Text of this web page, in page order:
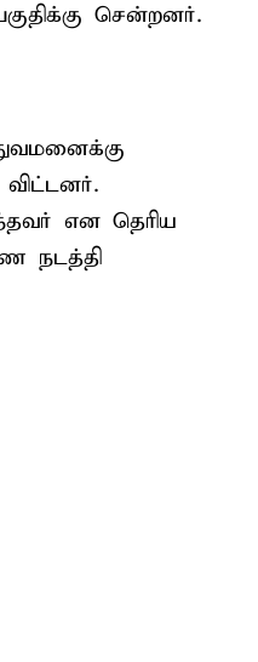
சென்றனர்.
என தெரிய
நடத்தி